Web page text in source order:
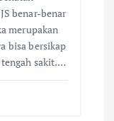
benar-benar
merupakan
bisa bersikap
tengah sakit.…